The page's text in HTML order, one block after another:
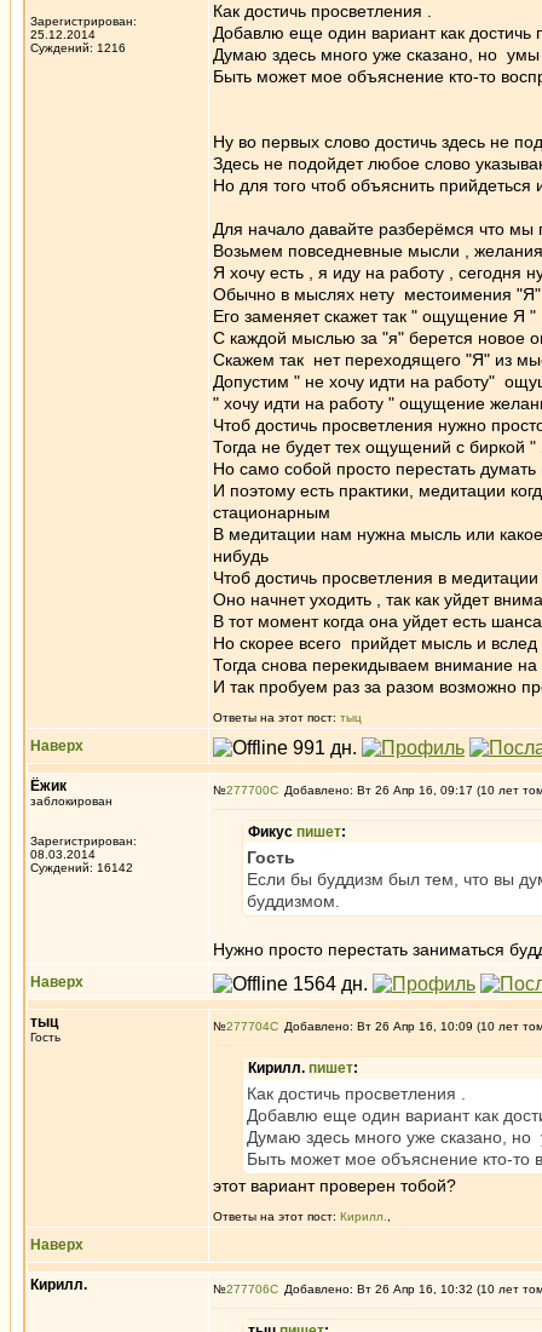
Зарегистрирован:
25.12.2014
Суждений: 1216
Как достичь просветления .
Добавлю еще один вариант как достичь
Думаю здесь много уже сказано, но
Быть может мое объяснение кто-то
Ну во первых слово достичь здесь не
Здесь не подойдет любое слово
Но для того чтоб объяснить прийдеться
Для начало давайте разберёмся что мы
Возьмем повседневные мысли ,
Я хочу есть , я иду на работу , сегодня
Обычно в мыслях нету местоимения
Его заменяет скажет так " ощущение Я "
С каждой мыслью за "я" берется
Скажем так нет переходящего "Я" из
Допустим " не хочу идти на работу"
" хочу идти на работу " ощущение
Чтоб достичь просветления нужно
Тогда не будет тех ощущений с биркой "
Но само собой просто перестать
И поэтому есть практики, медитации
стационарным
В медитации нам нужна мысль или
нибудь
Чтоб достичь просветления в
Оно начнет уходить , так как уйдет
В тот момент когда она уйдет есть
Но скорее всего прийдет мысль и
Тогда снова перекидываем внимание
И так пробуем раз за разом возможно
Ответы на этот пост: тыц
Наверх
Ёжик
заблокирован
Зарегистрирован:
08.03.2014
Суждений: 16142
№277700 Добавлено: Вт 26 Апр 16, 09:17 (10 лет
Фикус пишет:
Гость
Если бы буддизм был тем, что вы
буддизмом.
Нужно просто перестать заниматься
Наверх
тыц
Гость
№277704 Добавлено: Вт 26 Апр 16, 10:09 (10 лет
Кирилл. пишет:
Как достичь просветления .
Добавлю еще один вариант как
Думаю здесь много уже сказано,
Быть может мое объяснение кто-то
этот вариант проверен тобой?
Ответы на этот пост: Кирилл.
Наверх
Кирилл. №277706 Добавлено: Вт 26 Апр 16, 10:32 (10 лет